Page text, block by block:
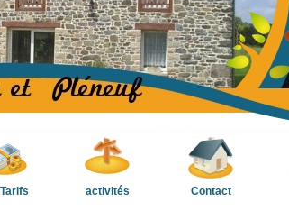
activités Contact